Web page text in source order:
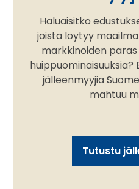
Haluaisitko
joista löytyy
markkinoiden
huippuominaisuuksia?
jälleenmyyjiä
mahtuu
Tutustu